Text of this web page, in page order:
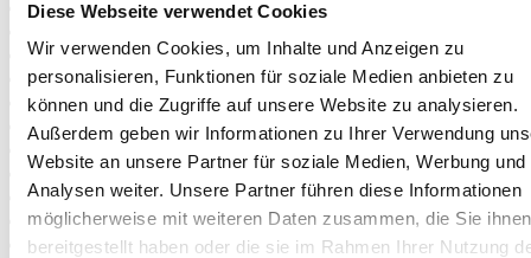
Diese Webseite verwendet Cookies
Wir verwenden Cookies, um Inhalte und Anzeigen zu
personalisieren, Funktionen für soziale Medien anbieten zu
können und die Zugriffe auf unsere Website zu analysieren.
Außerdem geben wir Informationen zu Ihrer Verwendung
Website an unsere Partner für soziale Medien, Werbung und
Analysen weiter. Unsere Partner führen diese Informationen
möglicherweise mit weiteren Daten zusammen, die Sie ihnen
bereitgestellt haben oder die sie im Rahmen Ihrer Nutzung